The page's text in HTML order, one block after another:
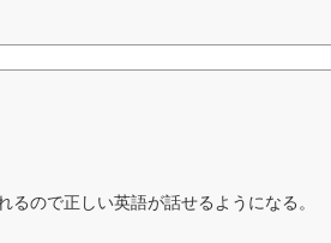
ので正しい英語が話せるようになる。